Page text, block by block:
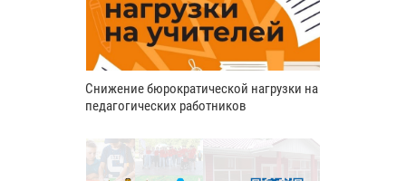
Снижение бюрократической нагрузки на
педагогических работников